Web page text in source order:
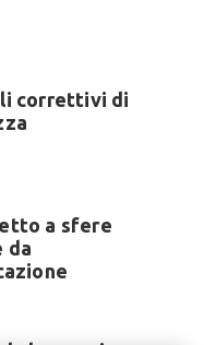
correttivi di
a sfere
da